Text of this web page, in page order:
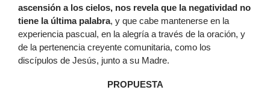
ascensión a los cielos, nos revela que la negatividad no
tiene la última palabra, y que cabe mantenerse en la
experiencia pascual, en la alegría a través de la oración, y
de la pertenencia creyente comunitaria, como los
discípulos de Jesús, junto a su Madre.
PROPUESTA